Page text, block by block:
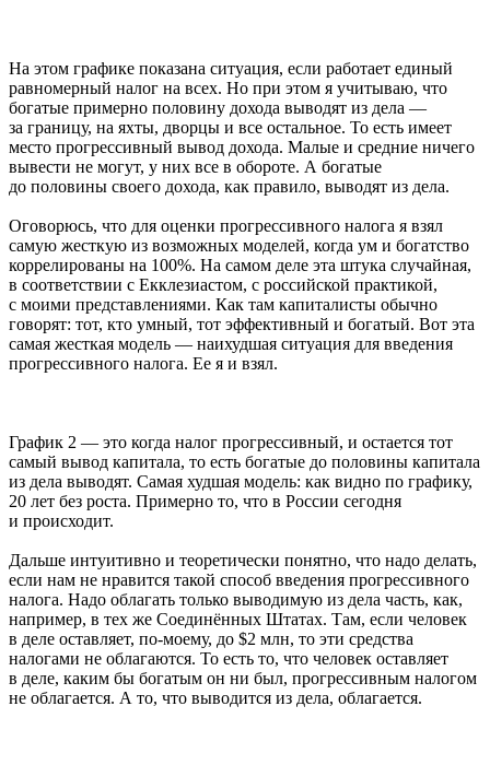
На этом графике показана ситуация, если работает единый
равномерный налог на всех. Но при этом я учитываю, что
богатые примерно половину дохода выводят из дела —
за границу, на яхты, дворцы и все остальное. То есть имеет
место прогрессивный вывод дохода. Малые и средние ничего
вывести не могут, у них все в обороте. А богатые
до половины своего дохода, как правило, выводят из дела.
Оговорюсь, что для оценки прогрессивного налога я взял
самую жесткую из возможных моделей, когда ум и богатство
коррелированы на 100%. На самом деле эта штука случайная,
в соответствии с Екклезиастом, с российской практикой,
с моими представлениями. Как там капиталисты обычно
говорят: тот, кто умный, тот эффективный и богатый. Вот эта
самая жесткая модель — наихудшая ситуация для введения
прогрессивного налога. Ее я и взял.
График 2 — это когда налог прогрессивный, и остается тот
самый вывод капитала, то есть богатые до половины капитала
из дела выводят. Самая худшая модель: как видно по графику,
20 лет без роста. Примерно то, что в России сегодня
и происходит.
Дальше интуитивно и теоретически понятно, что надо делать,
если нам не нравится такой способ введения прогрессивного
налога. Надо облагать только выводимую из дела часть, как,
например, в тех же Соединённых Штатах. Там, если человек
в деле оставляет, по-моему, до $2 млн, то эти средства
налогами не облагаются. То есть то, что человек оставляет
в деле, каким бы богатым он ни был, прогрессивным налогом
не облагается. А то, что выводится из дела, облагается.